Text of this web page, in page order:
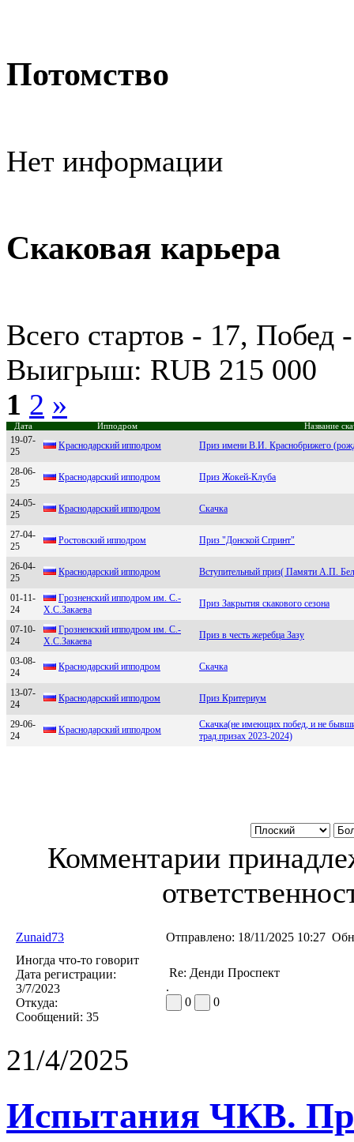
Потомство
Нет информации
Скаковая карьера
Всего стартов - 17,
Выигрыш: RUB 215 000
1 2 »
Дата Ипподром Название
19-07-
25
Kpaснодapский ипподpом Приз имени В.И. Краснобрижего
28-06-
25
Краснoдарский иппoдрoм Приз Жокей-Клуба
24-05-
25
Краcнoдарcкий иппoдрoм Скачка
27-04-
25
Pоcтовcкий ипподpом Приз "Донской Спринт"
26-04-
25
Краснoдарский иппoдрoм Вступительный приз( Памяти А.П.
01-11-
24
Гpознeнский ипподpом им. С.-
Х.С.Зaкaeвa
Приз Закрытия скакового сезона
07-10-
24
Гpозненcкий ипподpом им. С.-
Х.С.Закаева
Приз в честь жеребца Зазу
03-08-
24
Кpаcнoдаpcкий иппoдpoм Скачка
13-07-
24
Крacнодaрcкий ипподром Приз Критериум
29-06-
24
Kpacнодapcкий ипподpом
Скачка(не имеющих побед, и не
трад.призах 2023-2024)
Комментарии
Zunaid73 Отправлено: 18/11/2025 10:27
Иногда что-то говорит
Дата регистрации:
3/7/2023
Откуда:
Сообщений: 35
Re: Денди Проспект
.
0
0
21/4/2025
Испытания ЧКВ.